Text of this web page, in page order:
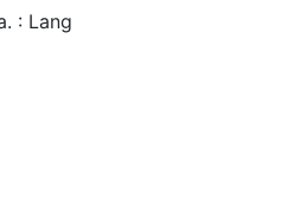
: Lang